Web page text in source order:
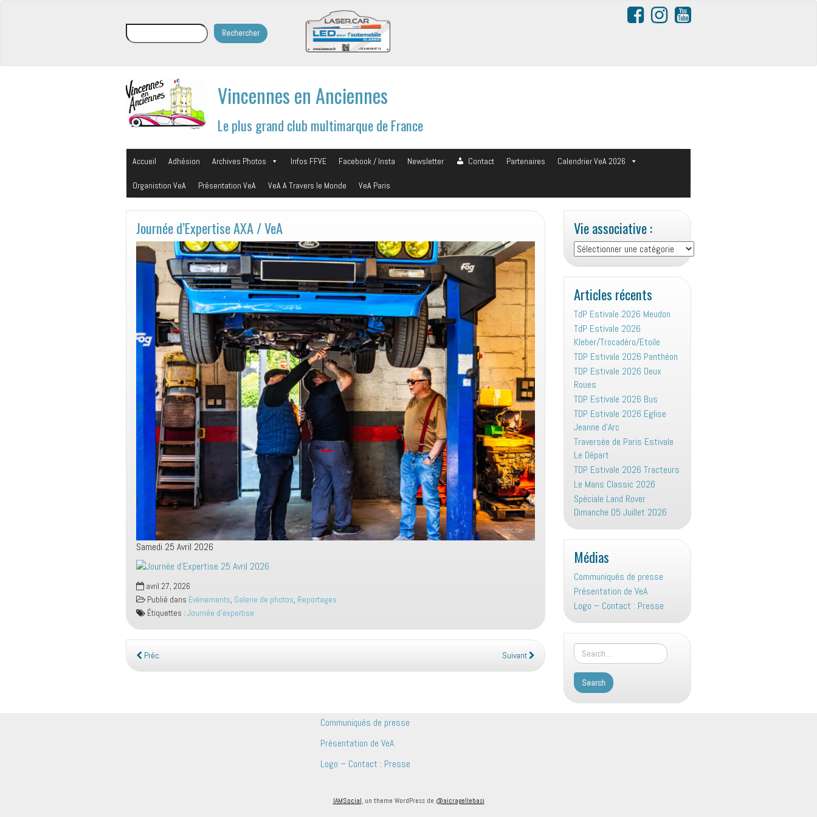
Rechercher Rechercher
Vincennes en Anciennes
Le plus grand club multimarque de France
Accueil Adhésion Archives Photos Infos FFVE Facebook / Insta Newsletter Contact Partenaires Calendrier VeA 2026
Organistion VeA Présentation VeA VeA A Travers le Monde VeA Paris
Journée d’Expertise AXA / VeA
Samedi 25 Avril 2026
avril 27, 2026
Publié dans Evénements, Galerie de photos, Reportages
Étiquettes : Journée d'expertise
Préc. Suivant
Vie associative :
Vie
associative
:
Articles récents
TdP Estivale 2026 Meudon
TdP Estivale 2026
Kleber/Trocadéro/Etoile
TDP Estivale 2026 Panthéon
TDP Estivale 2026 Deux
Roues
TDP Estivale 2026 Bus
TDP Estivale 2026 Eglise
Jeanne d’Arc
Traversée de Paris Estivale
Le Départ
TDP Estivale 2026 Tracteurs
Le Mans Classic 2026
Spéciale Land Rover
Dimanche 05 Juillet 2026
Médias
Communiqués de presse
Présentation de VeA
Logo – Contact : Presse
Communiqués de presse
Présentation de VeA
Logo – Contact : Presse
IAMSocial, un theme WordPress de @aicragellebasi